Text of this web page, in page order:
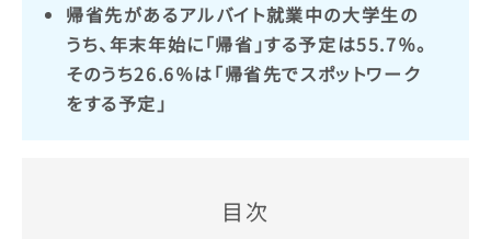
帰省先があるアルバイト就業中の大学生の
うち、年末年始に「帰省」する予定は55.7％。
そのうち26.6％は「帰省先でスポットワーク
をする予定」
目次